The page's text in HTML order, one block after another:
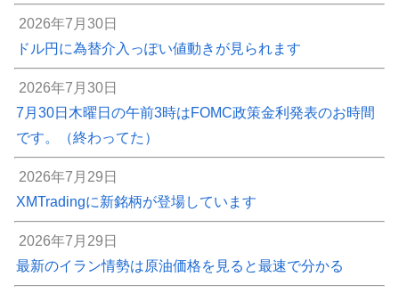
2026年7月30日
ドル円に為替介入っぽい値動きが見られます
2026年7月30日
7月30日木曜日の午前3時はFOMC政策金利発表のお時間
です。（終わってた）
2026年7月29日
XMTradingに新銘柄が登場しています
2026年7月29日
最新のイラン情勢は原油価格を見ると最速で分かる